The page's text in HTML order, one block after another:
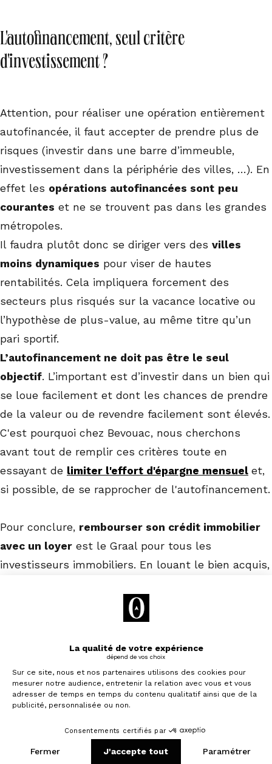
L'autofinancement, seul critère
d'investissement ?
Attention, pour réaliser une opération entièrement
autofinancée, il faut accepter de prendre plus de
risques (investir dans une barre d’immeuble,
investissement dans la périphérie des villes, …). En
effet les opérations autofinancées sont peu
courantes et ne se trouvent pas dans les grandes
métropoles.
Il faudra plutôt donc se diriger vers des villes
moins dynamiques pour viser de hautes
rentabilités. Cela impliquera forcement des
secteurs plus risqués sur la vacance locative ou
l’hypothèse de plus-value, au même titre qu’un
pari sportif.
L’autofinancement ne doit pas être le seul
objectif. L’important est d’investir dans un bien qui
se loue facilement et dont les chances de prendre
de la valeur ou de revendre facilement sont élevés.
C'est pourquoi chez Bevouac, nous cherchons
avant tout de remplir ces critères toute en
essayant de limiter l'effort d'épargne mensuel et,
si possible, de se rapprocher de l'autofinancement.
Pour conclure, rembourser son crédit immobilier
avec un loyer est le Graal pour tous les
investisseurs immobiliers. En louant le bien acquis,
remboursement du prêt. Pour y parvenir, faites-en
sorte de ne négliger aucune étape pour assurer la
pas aveugler par la belle promesse d'une telle
opération. Renseignez-vous grâce à notre article
que l'on ne vous dit pas sur l'autofinancement
Je souhaite investir